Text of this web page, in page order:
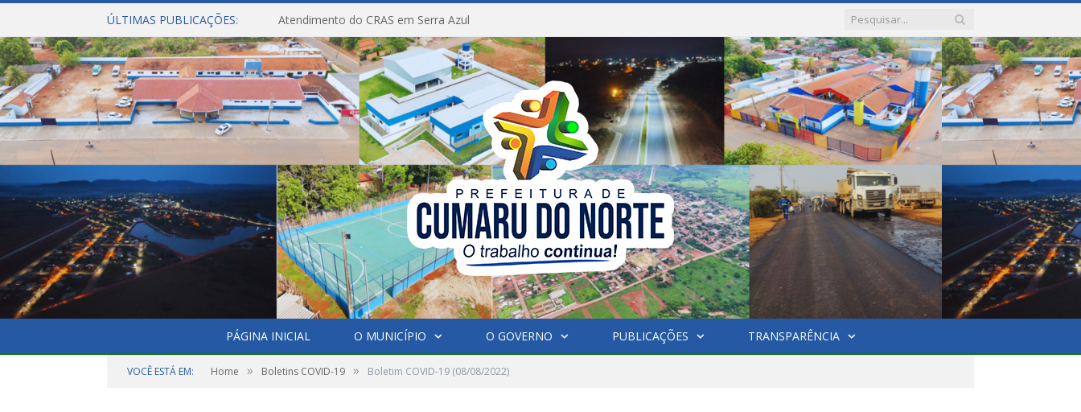
ÚLTIMAS PUBLICAÇÕES: Atendimento do CRAS em Serra Azul
PÁGINA INICIAL O MUNICÍPIO O GOVERNO PUBLICAÇÕES TRANSPARÊNCIA
VOCÊ ESTÁ EM: Home » Boletins COVID-19 » Boletim COVID-19 (08/08/2022)